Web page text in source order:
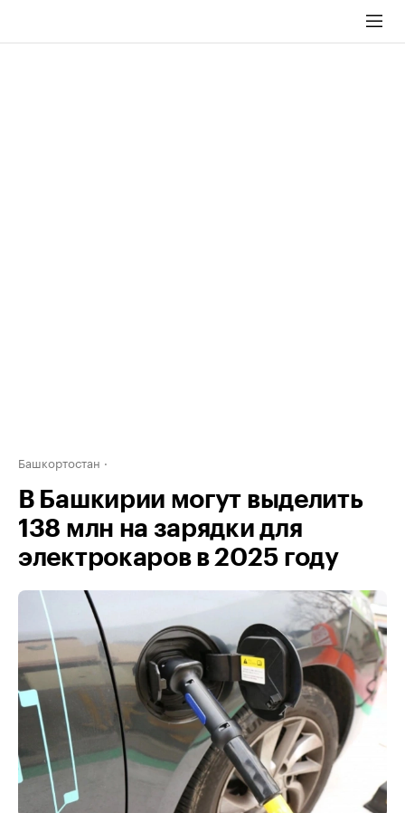
Башкортостан
В Башкирии могут выделить
138 млн на зарядки для
электрокаров в 2025 году